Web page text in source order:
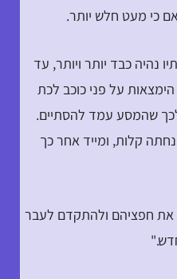
כי מעט חלש יותר.
נהיה כבד יותר ויותר, עד
על פני כוכב לכת
שהמסע עמד להסתיים.
קלות, ומייד אחר כך
את חפציהם ולהתקדם לעבר